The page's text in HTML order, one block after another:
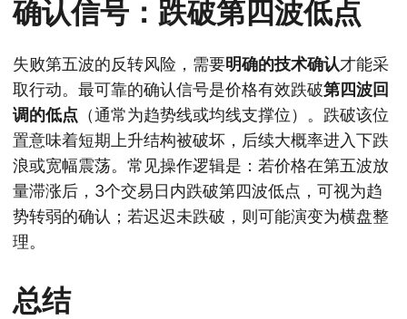
确认信号：跌破第四波低点
失败第五波的反转风险，需要明确的技术确认才能采
取行动。最可靠的确认信号是价格有效跌破第四波回
调的低点 （通常为趋势线或均线支撑位）。跌破该位
置意味着短期上升结构被破坏，后续大概率进入下跌
浪或宽幅震荡。常见操作逻辑是：若价格在第五波放
量滞涨后，3个交易日内跌破第四波低点，可视为趋
势转弱的确认；若迟迟未跌破，则可能演变为横盘整
理。
总结